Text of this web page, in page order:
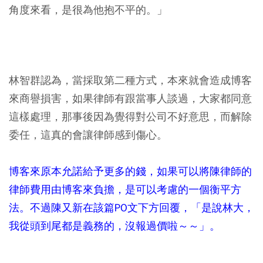
角度來看，是很為他抱不平的。」
林智群認為，當採取第二種方式，本來就會造成博客
來商譽損害，如果律師有跟當事人談過，大家都同意
這樣處理，那事後因為覺得對公司不好意思，而解除
委任，這真的會讓律師感到傷心。
博客來原本允諾給予更多的錢，如果可以將陳律師的
律師費用由博客來負擔，是可以考慮的一個衡平方
法。不過陳又新在該篇PO文下方回覆，「是說林大，
我從頭到尾都是義務的，沒報過價啦～～」。